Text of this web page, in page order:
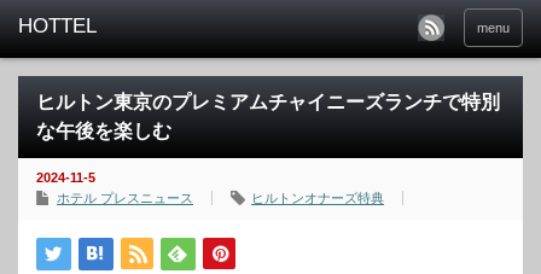
menu
ヒルトン東京のプレミアムチャイニーズランチで特別
な午後を楽しむ
2024-11-5
ホテル プレスニュース
ヒルトンオナーズ特典